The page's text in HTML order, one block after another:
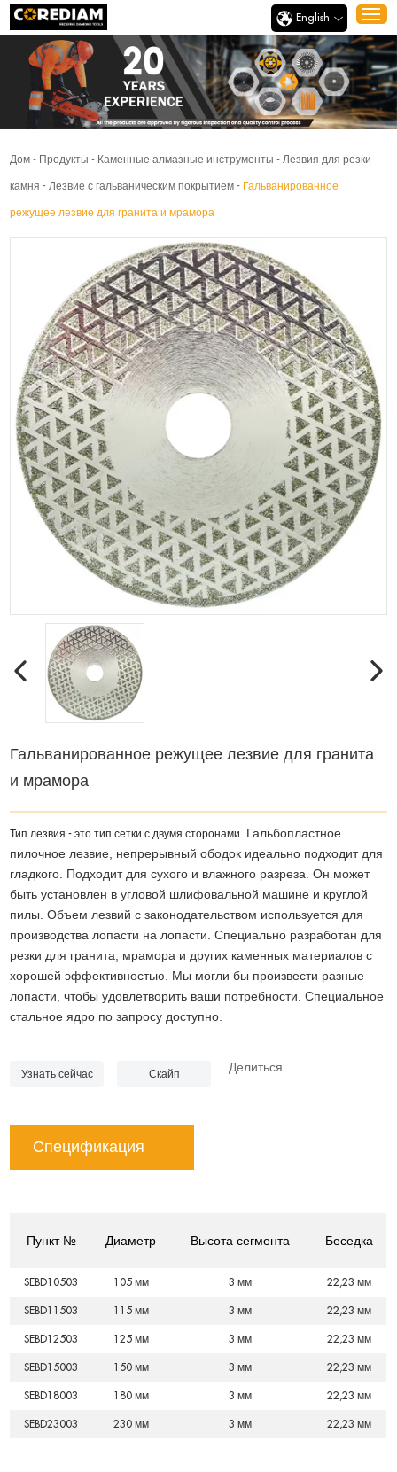
English
Дом - Продукты - Каменные алмазные инструменты - Лезвия для резки
камня - Лезвие с гальваническим покрытием - Гальванированное
режущее лезвие для гранита и мрамора
Гальванированное режущее лезвие для гранита
и мрамора
Тип лезвия - это тип сетки с двумя сторонами
Гальбопластное
пилочное лезвие, непрерывный ободок идеально подходит для
гладкого. Подходит для сухого и влажного разреза.Он может
быть установлен в угловой шлифовальной машине и круглой
пилы. Объем лезвий с законодательством используется для
производства лопасти на лопасти.Специально разработан для
резки для гранита, мрамора и других каменных материалов с
хорошей эффективностью.
Мы могли бы произвести разные
лопасти, чтобы удовлетворить ваши потребности.Специальное
стальное ядро по запросу доступно.
Узнать сейчас Скайп
Делиться:
Спецификация
Пункт № Диаметр Высота сегмента Беседка
SEBD10503 105 мм 3 мм 22,23 мм
SEBD11503 115 мм 3 мм 22,23 мм
SEBD12503 125 мм 3 мм 22,23 мм
SEBD15003 150 мм 3 мм 22,23 мм
SEBD18003 180 мм 3 мм 22,23 мм
SEBD23003 230 мм 3 мм 22,23 мм